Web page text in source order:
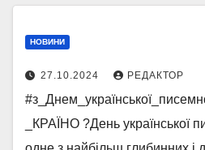
НОВИНИ
27.10.2024 РЕДАКТОР
_КРАЇНО ?День української